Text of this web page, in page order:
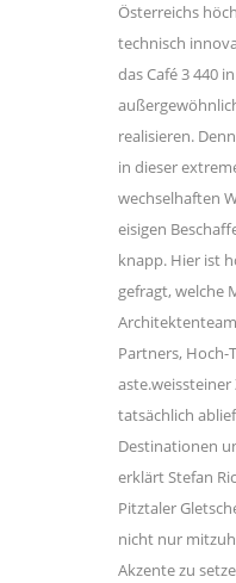
Österreichs
technisch
das Café 3 440
realisieren.
in dieser
wechselhaften
eisigen
knapp. Hier ist
gefragt, welche
Partners, Hoch-
aste.weissteiner
tatsächlich
Destinationen
erklärt Stefan
Pitztaler
nicht nur
Akzente zu